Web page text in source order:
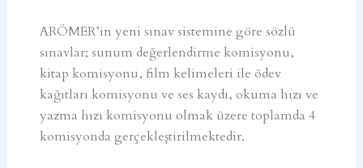
ARÖMER’in yeni sınav sistemine göre sözlü
sınavlar; sunum değerlendirme komisyonu,
kitap komisyonu, film kelimeleri ile ödev
kağıtları komisyonu ve ses kaydı, okuma hızı ve
yazma hızı komisyonu olmak üzere toplamda 4
komisyonda gerçekleştirilmektedir.